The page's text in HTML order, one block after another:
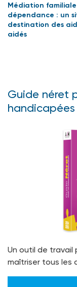
Médiation
dépendance : un
destination des
aidés
Guide néret
handicapées
Un outil de
maîtriser tous les